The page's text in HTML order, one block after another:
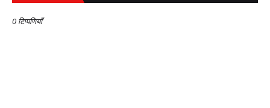
0 टिप्पणियाँ